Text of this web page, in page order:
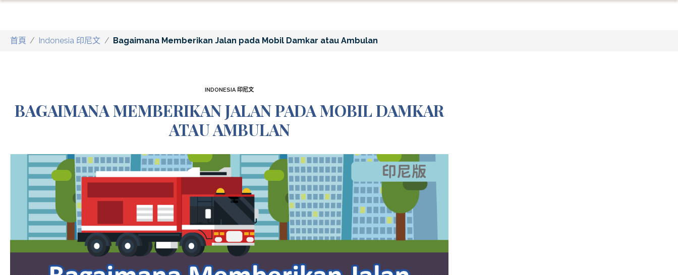
首頁 / Indonesia 印尼文 / Bagaimana Memberikan Jalan pada Mobil Damkar atau Ambulan
INDONESIA 印尼文
BAGAIMANA MEMBERIKAN JALAN PADA MOBIL DAMKAR
ATAU AMBULAN